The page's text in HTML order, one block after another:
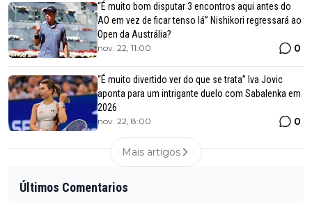
“É muito bom disputar 3 encontros aqui antes do
AO em vez de ficar tenso lá” Nishikori regressará ao
Open da Austrália?
nov. 22, 11:00 0
“É muito divertido ver do que se trata” Iva Jovic
aponta para um intrigante duelo com Sabalenka em
2026
nov. 22, 8:00 0
Mais artigos
Últimos Comentarios